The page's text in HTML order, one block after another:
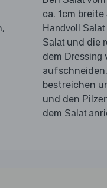
ca. 1cm
Handvoll Salat
Salat und die
dem Dressing
bestreichen
und den
dem Salat